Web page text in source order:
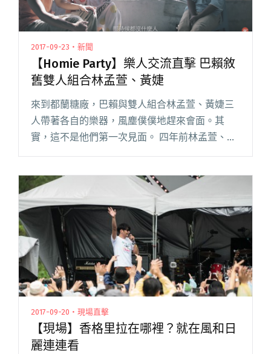
2017-09-23・新聞
【Homie Party】樂人交流直擊 巴賴敘
舊雙人組合林孟萱、黃婕
來到都蘭糖廠，巴賴與雙人組合林孟萱、黃婕三
人帶著各自的樂器，風塵僕僕地趕來會面。其
實，這不是他們第一次見面。 四年前林孟萱、黃
婕來到都蘭「好的‧窩 Homestay」參加一個用
太相似，也還沒加入手風閱讀全文 "【Homie
Party】樂人交流直擊 巴賴敘舊雙人組合林孟
萱、黃婕"
2017-09-20・現場直擊
【現場】香格里拉在哪裡？就在風和日
麗連連看